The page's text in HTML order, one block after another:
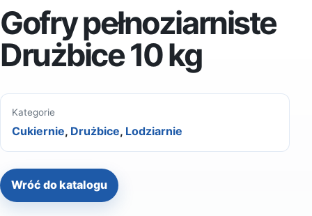
Gofry pełnoziarniste
Drużbice 10 kg
Kategorie
Cukiernie, Drużbice, Lodziarnie
Wróć do katalogu